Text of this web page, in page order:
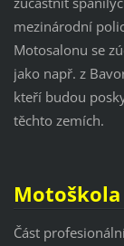
mezinárodní
Motosalonu se
jako např. z
kteří budou
těchto zemích.
Část